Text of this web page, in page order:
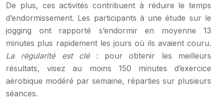
De plus, ces activités contribuent à réduire le temps
d’endormissement. Les participants à une étude sur le
jogging ont rapporté s’endormir en moyenne 13
minutes plus rapidement les jours où ils avaient couru.
La régularité est clé : pour obtenir les meilleurs
résultats, visez au moins 150 minutes d’exercice
aérobique modéré par semaine, réparties sur plusieurs
séances.